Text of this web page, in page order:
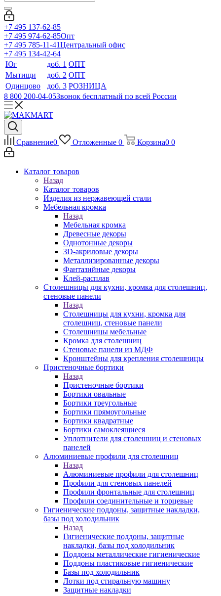
+7 495 137-62-85
+7 495 974-62-85Опт
+7 495 785-11-41Центральный офис
+7 495 134-42-64
Юг
доб. 1 ОПТ
Мытищи
доб. 2 ОПТ
Одинцово
доб. 3 РОЗНИЦА
8 800 200-04-05Звонок бесплатный по всей России
Сравнение0 Отложенные 0 Корзина0 0
Каталог товаров
Назад
Каталог товаров
Изделия из нержавеющей стали
Мебельная кромка
Назад
Мебельная кромка
Древесные декоры
Однотонные декоры
3D-акриловые декоры
Металлизированные декоры
Фантазийные декоры
Клей-расплав
Столешницы для кухни, кромка для столешниц,
стеновые панели
Назад
Столешницы для кухни, кромка для
столешниц, стеновые панели
Столешницы мебельные
Кромка для столешниц
Стеновые панели из МДФ
Кронштейны для крепления столешницы
Пристеночные бортики
Назад
Пристеночные бортики
Бортики овальные
Бортики треугольные
Бортики прямоугольные
Бортики квадратные
Бортики самоклеящиеся
Уплотнители для столешниц и стеновых
панелей
Алюминиевые профили для столешниц
Назад
Алюминиевые профили для столешниц
Профили для стеновых панелей
Профили фронтальные для столешниц
Профили соединительные и торцевые
Гигиенические поддоны, защитные накладки,
базы под холодильник
Назад
Гигиенические поддоны, защитные
накладки, базы под холодильник
Поддоны металлические гигиенические
Поддоны пластиковые гигиенические
Базы под холодильник
Лотки под стиральную машину
Защитные накладки